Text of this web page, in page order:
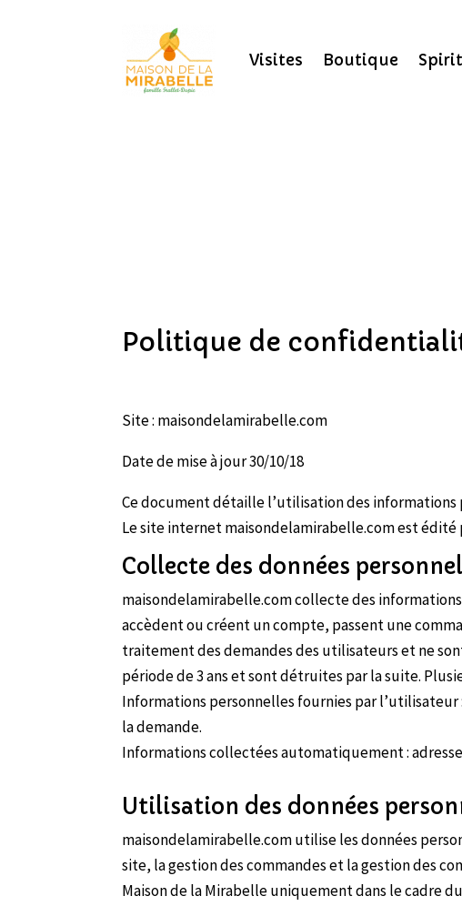
Visites Boutique
Politique de
Site : maisondelamirabelle.com
Date de mise à jour 30/10/18
Ce document détaille l’utilisation des
Le site internet maisondelamirabelle.com est édité
Collecte des données
maisondelamirabelle.com collecte des
accèdent ou créent un compte, passent une
traitement des demandes des utilisateurs et ne
période de 3 ans et sont détruites par la suite.
Informations personnelles fournies par
la demande.
Informations collectées automatiquement :
Utilisation des données
maisondelamirabelle.com utilise les données
site, la gestion des commandes et la gestion des
Maison de la Mirabelle uniquement dans le cadre